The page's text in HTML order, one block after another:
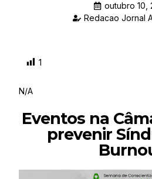
outubro 10,
Redacao Jornal
1
N/A
Eventos na
prevenir